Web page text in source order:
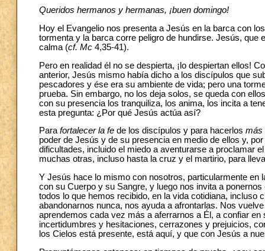
Queridos hermanos y hermanas, ¡buen domingo!
Hoy el Evangelio nos presenta a Jesús en la barca con
tormenta y la barca corre peligro de hundirse. Jesús,
calma (cf. Mc 4,35-41).
Pero en realidad él no se despierta, ¡lo despiertan ellos!
anterior, Jesús mismo había dicho a los discípulos que
pescadores y ése era su ambiente de vida; pero una
prueba. Sin embargo, no los deja solos, se queda con
con su presencia los tranquiliza, los anima, los incita a
esta pregunta: ¿Por qué Jesús actúa así?
Parafortalecer la fe de los discípulos y para hacerlos más
poder de Jesús y de su presencia en medio de ellos y,
dificultades, incluido el miedo a aventurarse a proclamar
muchas otras, incluso hasta la cruz y el martirio, para
Y Jesús hace lo mismo con nosotros, particularmente en
con su Cuerpo y su Sangre, y luego nos invita a
todos lo que hemos recibido, en la vida cotidiana,
abandonarnos nunca, nos ayuda a afrontarlas. Nos
aprendemos cada vez más a aferrarnos a Él, a confiar
incertidumbres y hesitaciones, cerrazones y prejuicios,
los Cielos está presente, está aquí, y que con Jesús a